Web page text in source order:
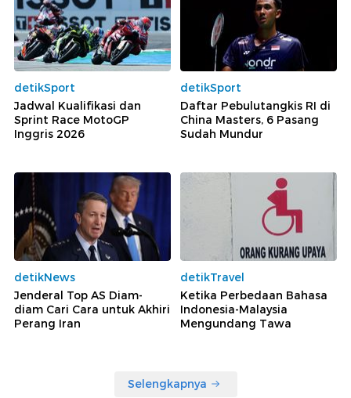
detikSport
Jadwal Kualifikasi dan
Sprint Race MotoGP
Inggris 2026
detikSport
Daftar Pebulutangkis RI di
China Masters, 6 Pasang
Sudah Mundur
detikNews
Jenderal Top AS Diam-
diam Cari Cara untuk Akhiri
Perang Iran
detikTravel
Ketika Perbedaan Bahasa
Indonesia-Malaysia
Mengundang Tawa
Selengkapnya